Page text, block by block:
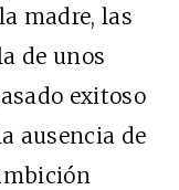
madre, las
de unos
exitoso
ausencia de